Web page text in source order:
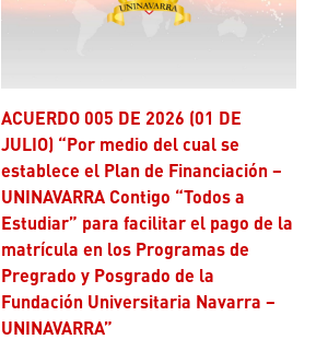
ACUERDO 005 DE 2026 (01 DE
JULIO) “Por medio del cual se
establece el Plan de Financiación –
UNINAVARRA Contigo “Todos a
Estudiar” para facilitar el pago de la
matrícula en los Programas de
Pregrado y Posgrado de la
Fundación Universitaria Navarra –
UNINAVARRA”